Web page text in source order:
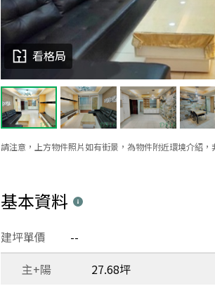
請注意，上方物件照片如有街景，為物件附近環境介紹，
看格局
基本資料
建坪單價 --
主+陽
27.68坪